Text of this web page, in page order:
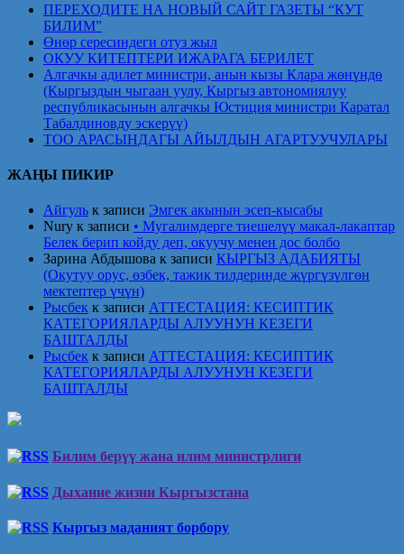
ПЕРЕХОДИТЕ НА НОВЫЙ САЙТ ГАЗЕТЫ “КУТ
БИЛИМ”
Өнөр сересиндеги отуз жыл
ОКУУ КИТЕПТЕРИ ИЖАРАГА БЕРИЛЕТ
Алгачкы адилет министри, анын кызы Клара жөнүндө
(Кыргыздын чыгаан уулу, Кыргыз автономиялуу
республикасынын алгачкы Юстиция министри Каратал
Табалдиновду эскерүү)
ТОО АРАСЫНДАГЫ АЙЫЛДЫН АГАРТУУЧУЛАРЫ
ЖАҢЫ ПИКИР
Айгуль к записи Эмгек акынын эсеп-кысабы
Nury к записи • Мугалимдерге тиешелүү макал-лакаптар
Белек берип койду деп, окуучу менен дос болбо
Зарина Абдышова к записи КЫРГЫЗ АДАБИЯТЫ
(Окутуу орус, өзбек, тажик тилдеринде жүргүзүлгөн
мектептер үчүн)
Рысбек к записи АТТЕСТАЦИЯ: КЕСИПТИК
КАТЕГОРИЯЛАРДЫ АЛУУНУН КЕЗЕГИ
БАШТАЛДЫ
Рысбек к записи АТТЕСТАЦИЯ: КЕСИПТИК
КАТЕГОРИЯЛАРДЫ АЛУУНУН КЕЗЕГИ
БАШТАЛДЫ
Билим берүү жана илим министрлиги
Дыхание жизни Кыргызстана
Кыргыз маданият борбору